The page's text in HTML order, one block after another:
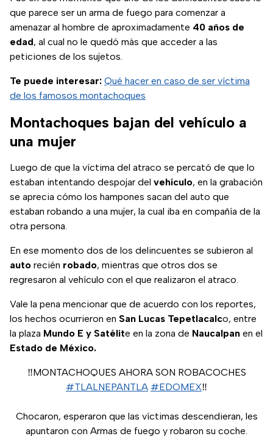
que parece ser un arma de fuego para comenzar a
amenazar al hombre de aproximadamente 40 años de
edad, al cual no le quedó más que acceder a las
peticiones de los sujetos.
Te puede interesar: Qué hacer en caso de ser víctima
de los famosos montachoques
Montachoques bajan del vehículo a
una mujer
Luego de que la víctima del atraco se percató de que lo
estaban intentando despojar del vehículo, en la grabación
se aprecia cómo los hampones sacan del auto que
estaban robando a una mujer, la cual iba en compañía de la
otra persona.
En ese momento dos de los delincuentes se subieron al
auto recién robado, mientras que otros dos se
regresaron al vehículo con el que realizaron el atraco.
Vale la pena mencionar que de acuerdo con los reportes,
los hechos ocurrieron en San Lucas Tepetlacalco, entre
la plaza Mundo E y Satélite en la zona de Naucalpan en el
Estado de México.
‼️MONTACHOQUES AHORA SON ROBACOCHES
#TLALNEPANTLA #EDOMEX‼️
Chocaron, esperaron que las víctimas descendieran, les
apuntaron con Armas de fuego y robaron su coche.